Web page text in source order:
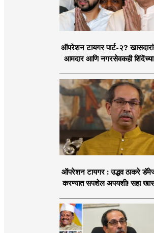
ऑपरेशन टायगर पार्ट-२?
आमदार आणि नगरसेवकही
ऑपरेशन टायगर : उद्धव ठाकरे
करण्यात सपशेल अपयशी! सहा
चर्चा सुरू